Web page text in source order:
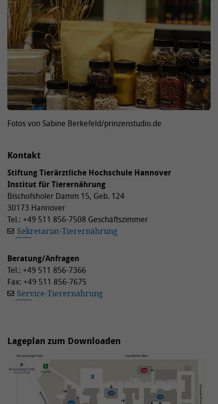
Fotos von Sabine Berkefeld/prinzenstudio.de
Kontakt
Stiftung Tierärztliche Hochschule Hannover
Institut für Tierernährung
Bischofsholer Damm 15, Geb. 124
30173 Hannover
Tel.: +49 511 856-7508 Geschäftszimmer
Sekretariat-Tierernährung
Beratung/Anfragen
Tel.: +49 511 856-7366
Fax: +49 511 856-7675
Service-Tierernährung
Lageplan zum Downloaden